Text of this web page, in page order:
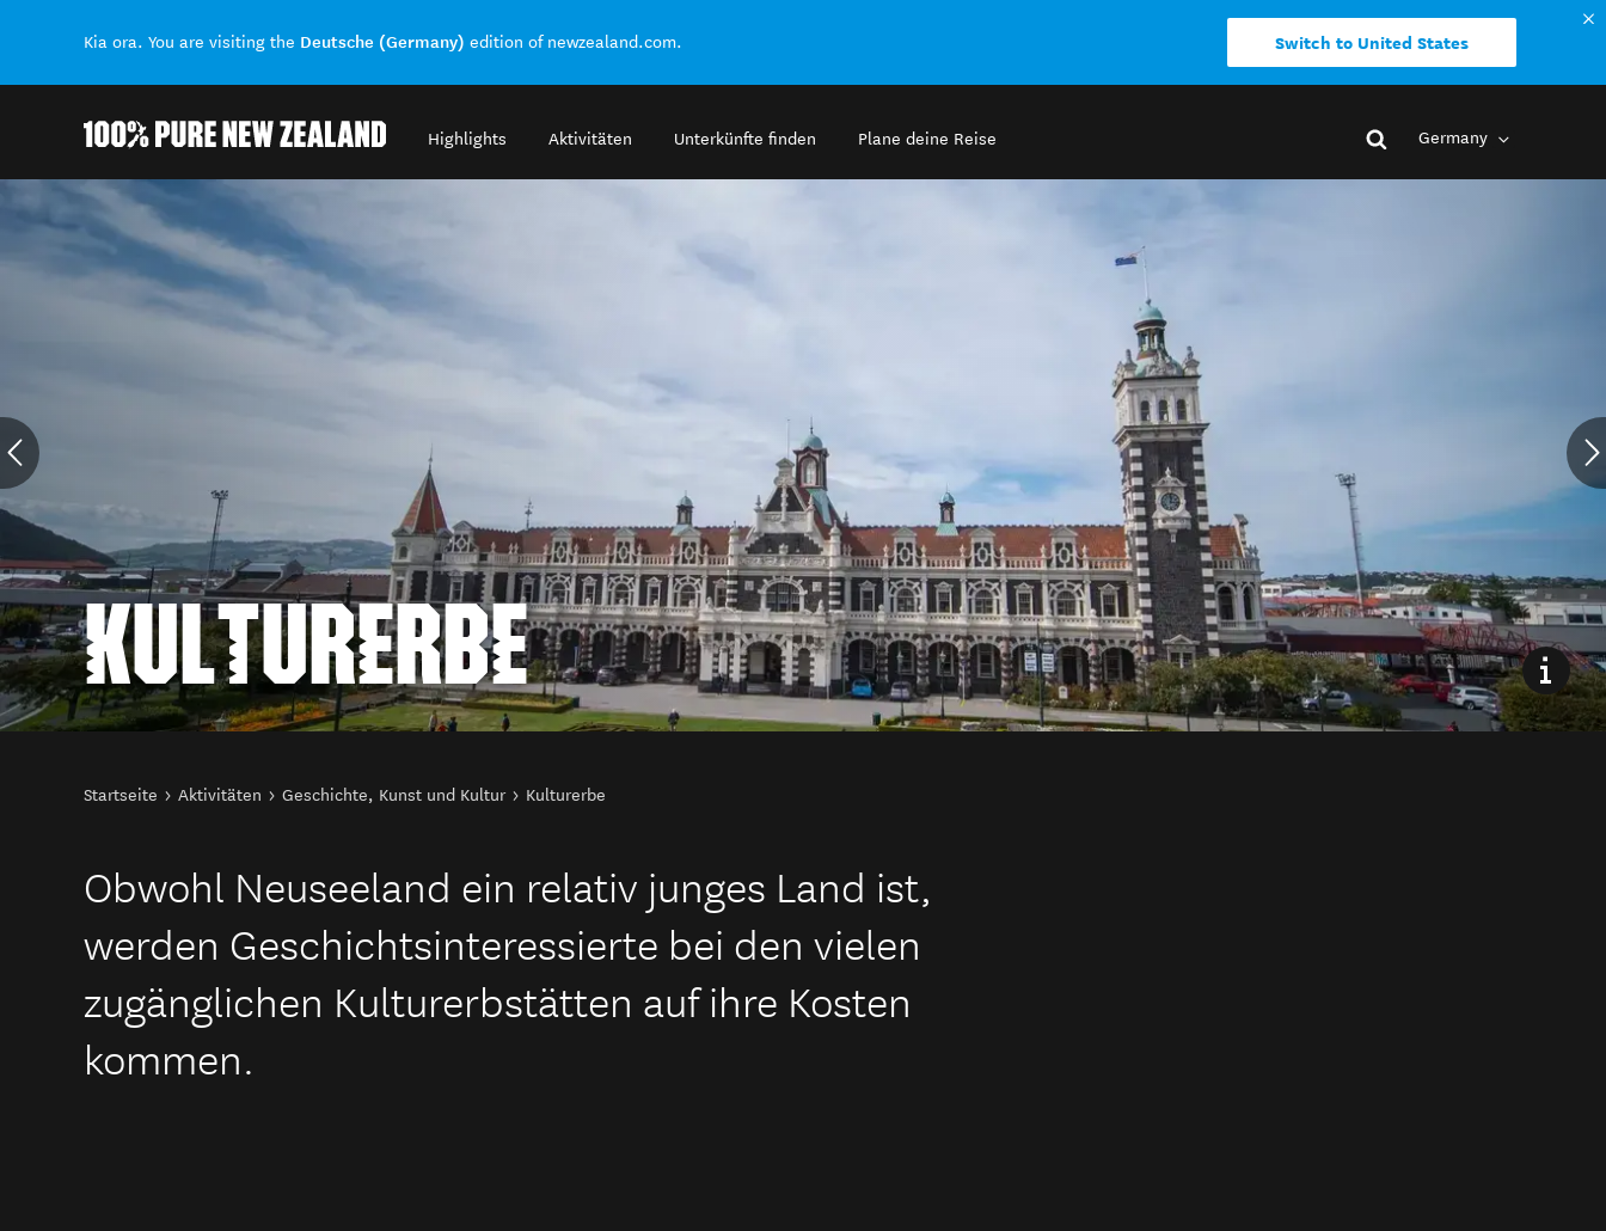
Kia ora. You are visiting the Deutsche (Germany) edition of newzealand.com. Switch to United States
Highlights Aktivitäten Unterkünfte finden Plane deine Reise Germany
Back to my results
KULTURERBE
Sie sind hier
Startseite Aktivitäten Geschichte, Kunst und Kultur Kulturerbe
Obwohl Neuseeland ein relativ junges Land ist,
werden Geschichtsinteressierte bei den vielen
zugänglichen Kulturerbstätten auf ihre Kosten
kommen.